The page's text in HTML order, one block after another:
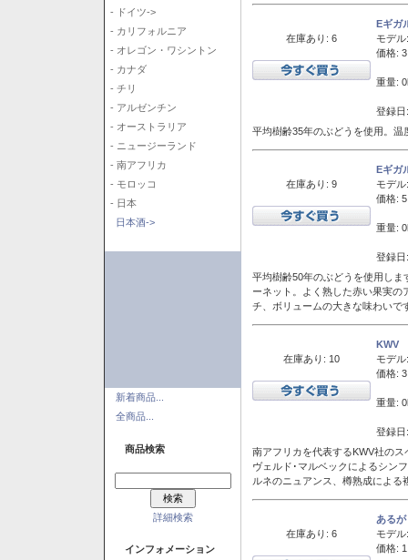
- ドイツ->
- カリフォルニア
- オレゴン・ワシントン
- カナダ
- チリ
- アルゼンチン
- オーストラリア
- ニュージーランド
- 南アフリカ
- モロッコ
- 日本
日本酒->
新着商品...
全商品...
商品検索
詳細検索
インフォメーション
在庫あり: 6
Eギガ
モデル:
価格:
重量:
登録
平均樹齢35年のぶどうを使用。
在庫あり: 9
Eギガ
モデル:
価格:
重量:
登録
平均樹齢50年のぶどうを使用し
ーネット。よく熟した赤い果実
チ、ボリュームの大きな味わいで
在庫あり: 10
KWV
モデル:
価格:
重量:
登録
南アフリカを代表するKWV社の
ヴェルド･マルベックによるシン
ルネのニュアンス、樽熟成によ
在庫あり: 6
ある
モデル:
価格: